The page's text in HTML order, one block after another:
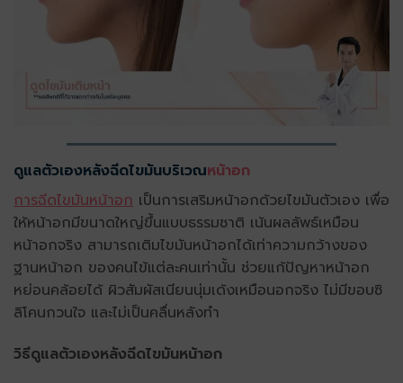
ดูแลตัวเองหลังฉีดไขมันบริเวณหน้าอก
การฉีดไขมันหน้าอก เป็นการเสริมหน้าอกด้วยไขมันตัวเอง เพื่อ
ให้หน้าอกมีขนาดใหญ่ขึ้นแบบธรรมชาติ เน้นผลลัพธ์เหมือน
หน้าอกจริง สามารถเติมไขมันหน้าอกได้เท่าความกว้างของ
ฐานหน้าอก ของคนไข้แต่ละคนเท่านั้น ช่วยแก้ปัญหาหน้าอก
หย่อนคล้อยได้ ผิวสัมผัสเนียนนุ่มเด้งเหมือนอกจริง ไม่มีขอบซิ
ลิโคนกวนใจ และไม่เป็นคลื่นหลังทำ
วิธีดูแลตัวเองหลังฉีดไขมันหน้าอก